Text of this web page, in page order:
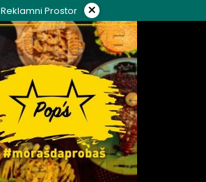
Reklamni Prostor ×